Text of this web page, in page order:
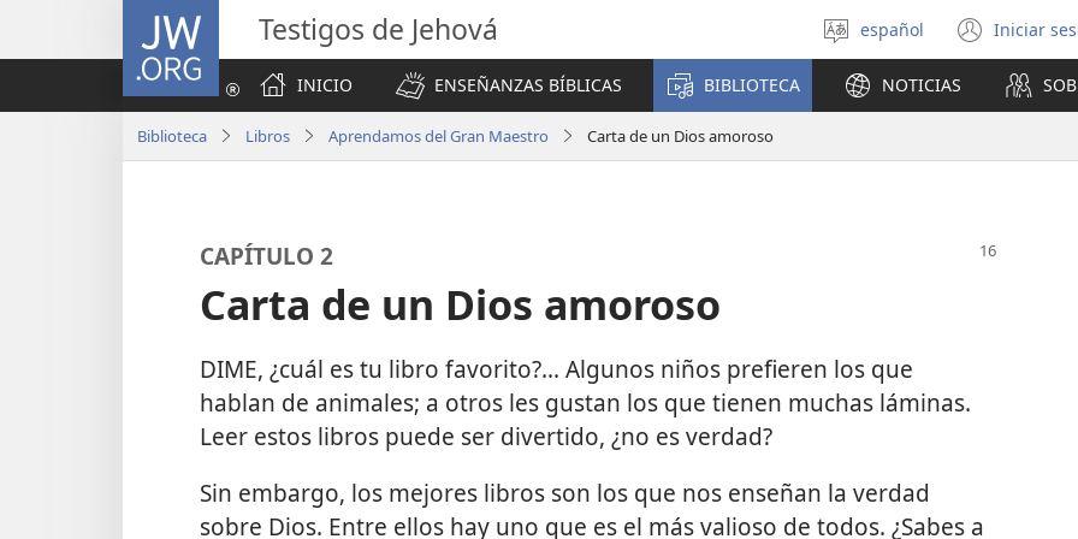
JW.ORG Testigos de Jehová
Seleccionar
idioma
español Iniciar(abre
una
nueva
INICIO
ENSEÑANZAS BÍBLICAS BIBLIOTECA NOTICIAS
Biblioteca Libros Aprendamos del Gran Maestro Carta de un Dios amoroso
CAPÍTULO 2
Carta de un Dios amoroso
DIME, ¿cuál es tu libro favorito?... Algunos niños prefieren los que
hablan de animales; a otros les gustan los que tienen muchas láminas.
Leer estos libros puede ser divertido, ¿no es verdad?
Sin embargo, los mejores libros son los que nos enseñan la verdad
sobre Dios. Entre ellos hay uno que es el más valioso de todos. ¿Sabes a